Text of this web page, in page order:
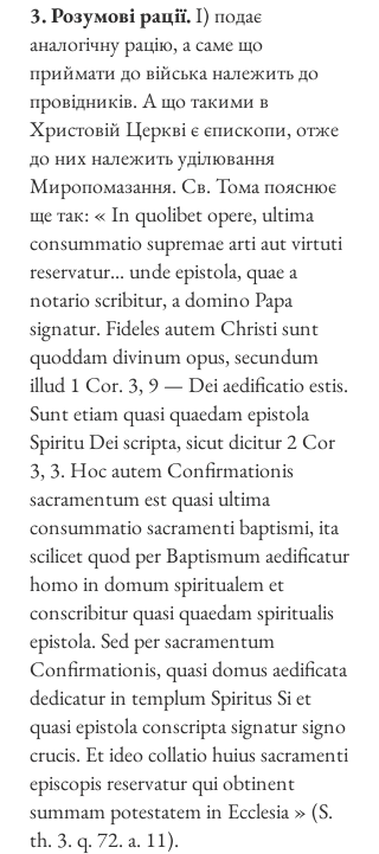
3. Розумові рації.І) подає
аналогічну рацію, а саме що
приймати до війська належить до
провідників. А що такими в
Христовій Церкві є єпископи, отже
до них належить уділювання
Миропомазання. Св. Тома пояснює
ще так: « In quolibet opere, ultima
consummatio supremae arti aut virtuti
reservatur... unde epistola, quae a
notario scribitur, a domino Papa
signatur. Fideles autem Christi sunt
quoddam divinum opus, secundum
illud 1 Cor. 3, 9 — Dei aedificatio estis.
Sunt etiam quasi quaedam epistola
Spiritu Dei scripta, sicut dicitur 2 Cor
3, 3. Hoc autem Confirmationis
sacramentum est quasi ultima
consummatio sacramenti baptismi, ita
scilicet quod per Baptismum aedificatur
homo in domum spiritualem et
conscribitur quasi quaedam spiritualis
epistola. Sed per sacramentum
Confirmationis, quasi domus aedificata
dedicatur in templum Spiritus Si et
quasi epistola conscripta signatur signo
crucis. Et ideo collatio huius sacramenti
episcopis reservatur qui obtinent
summam potestatem in Ecclesia » (S.
th. 3. q. 72. a. 11).